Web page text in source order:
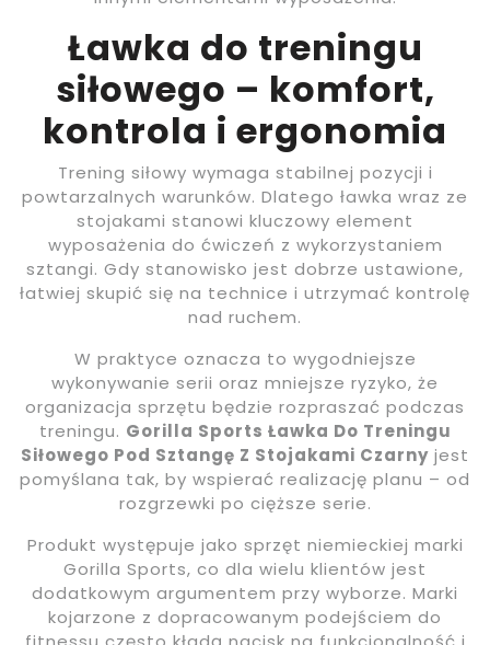
Ławka do treningu
siłowego – komfort,
kontrola i ergonomia
Trening siłowy wymaga stabilnej pozycji i
powtarzalnych warunków. Dlatego ławka wraz ze
stojakami stanowi kluczowy element
wyposażenia do ćwiczeń z wykorzystaniem
sztangi. Gdy stanowisko jest dobrze ustawione,
łatwiej skupić się na technice i utrzymać kontrolę
nad ruchem.
W praktyce oznacza to wygodniejsze
wykonywanie serii oraz mniejsze ryzyko, że
organizacja sprzętu będzie rozpraszać podczas
treningu. Gorilla Sports Ławka Do Treningu
Siłowego Pod Sztangę Z Stojakami Czarny jest
pomyślana tak, by wspierać realizację planu – od
rozgrzewki po cięższe serie.
Produkt występuje jako sprzęt niemieckiej marki
Gorilla Sports, co dla wielu klientów jest
dodatkowym argumentem przy wyborze. Marki
kojarzone z dopracowanym podejściem do